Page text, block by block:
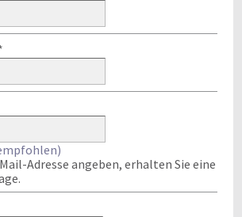
Adresse angeben, erhalten Sie eine